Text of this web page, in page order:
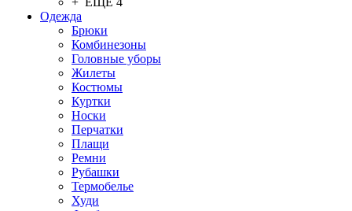
Одежда
Брюки
Комбинезоны
Головные уборы
Жилеты
Костюмы
Куртки
Носки
Перчатки
Плащи
Ремни
Рубашки
Термобелье
Худи